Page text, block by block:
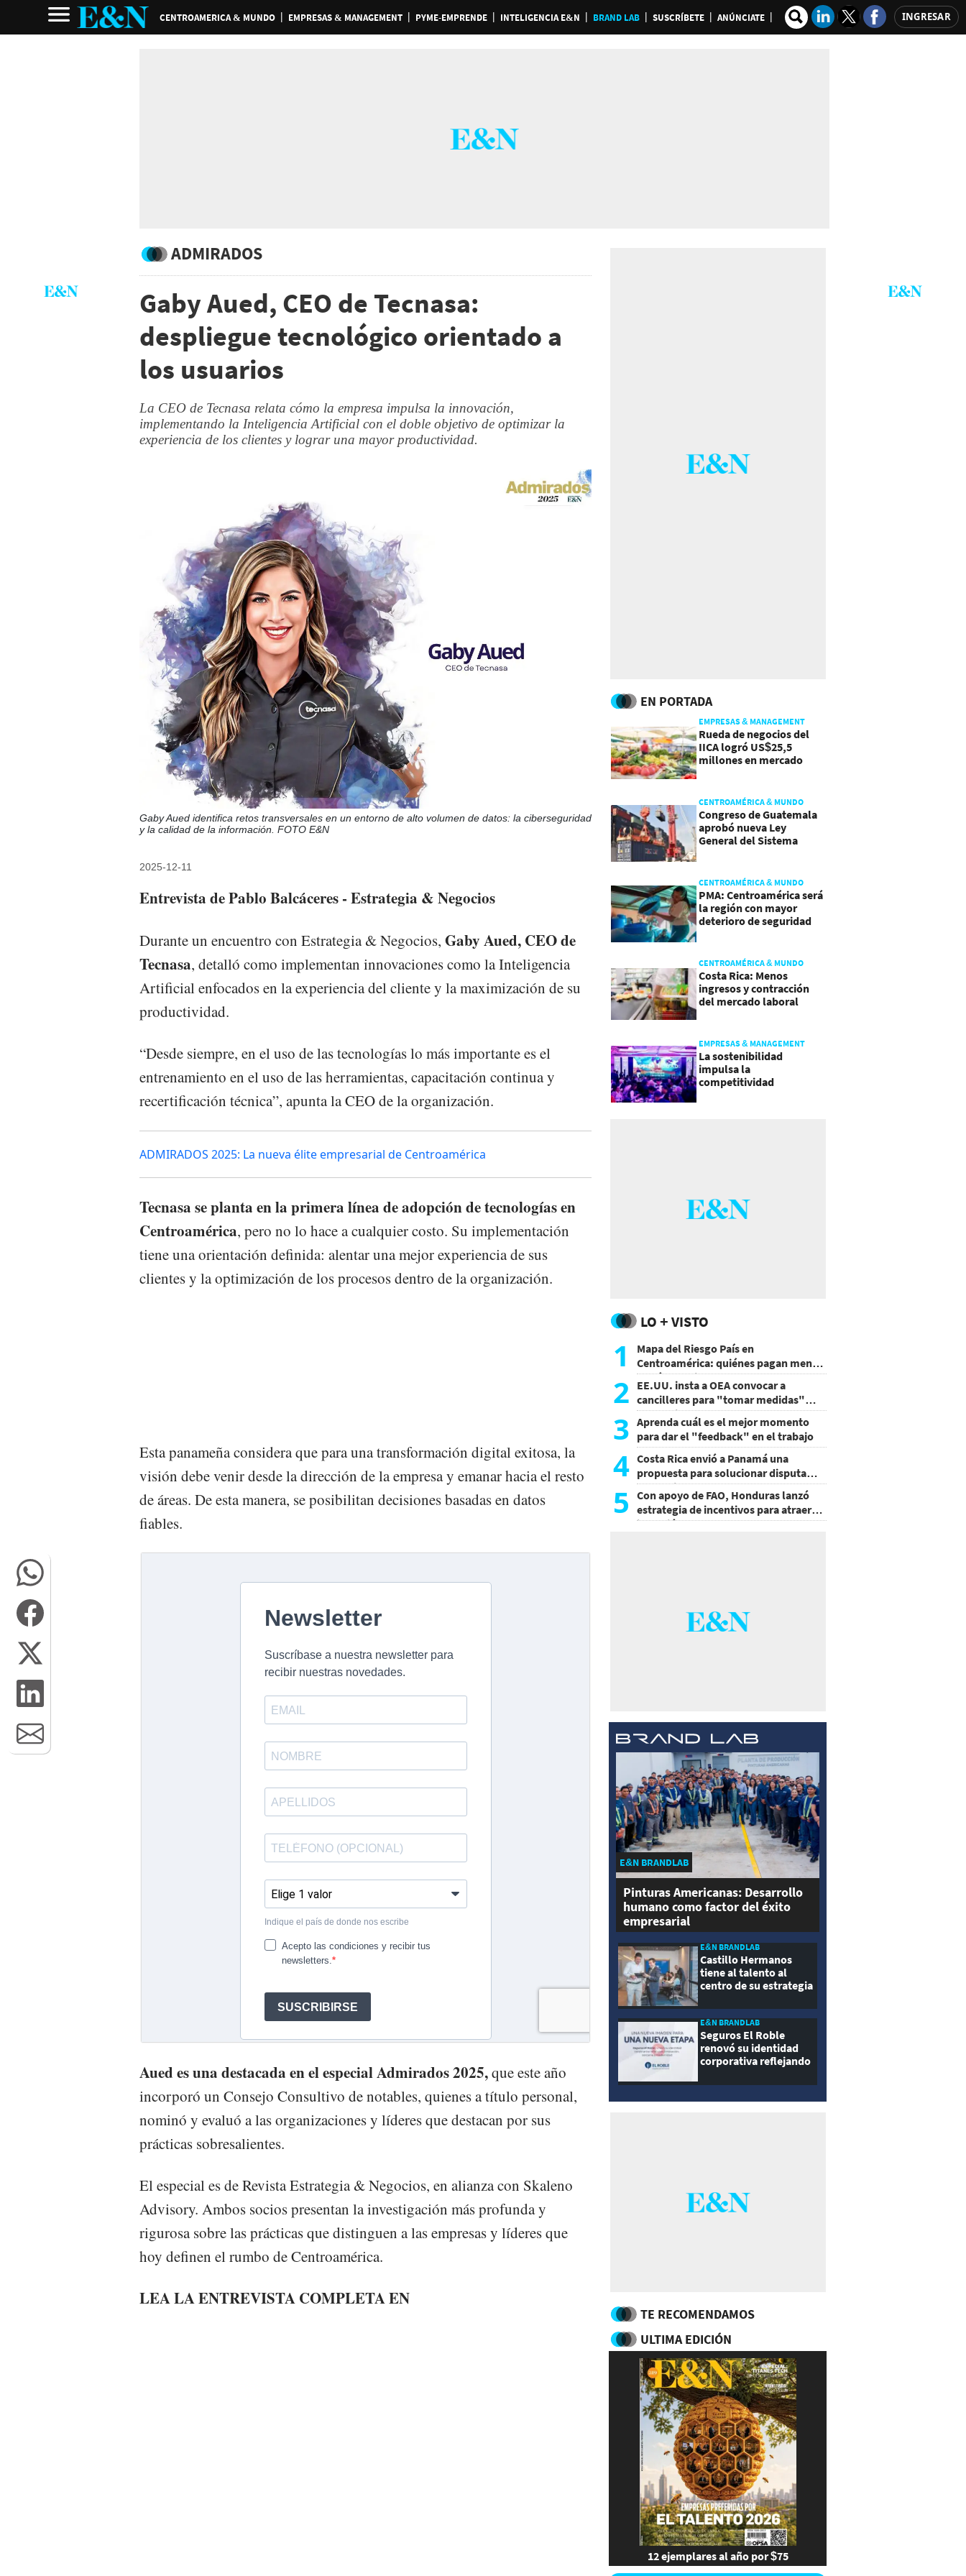
CENTROAMERICA & MUNDO EMPRESAS & MANAGEMENT PYME-EMPRENDE INTELIGENCIA E&N BRAND LAB SUSCRÍBETE ANÚNCIATE INGRESAR
ADMIRADOS
Gaby Aued, CEO de Tecnasa:
despliegue tecnológico orientado a
los usuarios
La CEO de Tecnasa relata cómo la empresa impulsa la innovación,
implementando la Inteligencia Artificial con el doble objetivo de optimizar la
experiencia de los clientes y lograr una mayor productividad.
Gaby Aued identifica retos transversales en un entorno de alto volumen de datos: la ciberseguridad
y la calidad de la información. FOTO E&N
2025-12-11
Entrevista de Pablo Balcáceres - Estrategia & Negocios
Durante un encuentro con Estrategia & Negocios, Gaby Aued, CEO de
Tecnasa, detalló como implementan innovaciones como la Inteligencia
Artificial enfocados en la experiencia del cliente y la maximización de su
productividad.
“Desde siempre, en el uso de las tecnologías lo más importante es el
entrenamiento en el uso de las herramientas, capacitación continua y
recertificación técnica”, apunta la CEO de la organización.
ADMIRADOS 2025: La nueva élite empresarial de Centroamérica
Tecnasa se planta en la primera línea de adopción de tecnologías en
Centroamérica, pero no lo hace a cualquier costo. Su implementación
tiene una orientación definida: alentar una mejor experiencia de sus
clientes y la optimización de los procesos dentro de la organización.
Esta panameña considera que para una transformación digital exitosa, la
visión debe venir desde la dirección de la empresa y emanar hacia el resto
de áreas. De esta manera, se posibilitan decisiones basadas en datos
fiables.
Aued es una destacada en el especial Admirados 2025,que este año
incorporó un Consejo Consultivo de notables, quienes a título personal,
nominó y evaluó a las organizaciones y líderes que destacan por sus
prácticas sobresalientes.
El especial es de Revista Estrategia & Negocios, en alianza con Skaleno
Advisory. Ambos socios presentan la investigación más profunda y
rigurosa sobre las prácticas que distinguen a las empresas y líderes que
hoy definen el rumbo de Centroamérica.
LEA LA ENTREVISTA COMPLETA EN
EN PORTADA
EMPRESAS & MANAGEMENT
Rueda de negocios del
IICA logró US$25,5
millones en mercado
CENTROAMÉRICA & MUNDO
Congreso de Guatemala
aprobó nueva Ley
General del Sistema
CENTROAMÉRICA & MUNDO
PMA: Centroamérica será
la región con mayor
deterioro de seguridad
CENTROAMÉRICA & MUNDO
Costa Rica: Menos
ingresos y contracción
del mercado laboral
EMPRESAS & MANAGEMENT
La sostenibilidad
impulsa la
competitividad
LO + VISTO
1
Mapa del Riesgo País en
Centroamérica: quiénes pagan menos
y cuáles mejoraron
2 EE.UU. insta a OEA convocar a
cancilleres para "tomar medidas"
sobre Nicaragua
3 Aprenda cuál es el mejor momento
para dar el "feedback" en el trabajo
4 Costa Rica envió a Panamá una
propuesta para solucionar disputa
comercial
5
Con apoyo de FAO, Honduras lanzó
estrategia de incentivos para atraer
inversión al agro
E&N BRANDLAB
Pinturas Americanas: Desarrollo
humano como factor del éxito
empresarial
E&N BRANDLAB
Castillo Hermanos
tiene al talento al
centro de su estrategia
E&N BRANDLAB
Seguros El Roble
renovó su identidad
corporativa reflejando
modernidad
TE RECOMENDAMOS
ULTIMA EDICIÓN
12 ejemplares al año por $75